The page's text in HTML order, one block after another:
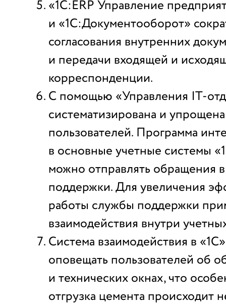
«1С:ERP Управление
и «1С:Документооборот»
согласования внутренних
и передачи входящей и
корреспонденции.
С помощью «Управления IT-
систематизирована и
пользователей. Программа
в основные учетные системы
можно отправлять обращения
поддержки. Для увеличения
работы службы поддержки
взаимодействия внутри
Система взаимодействия в
оповещать пользователей об
и технических окнах, что
отгрузка цемента происходит